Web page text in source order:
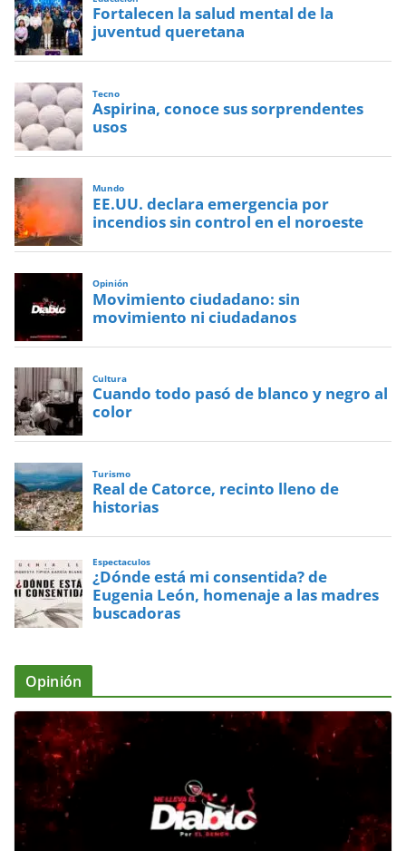
Fortalecen la salud mental de la
juventud queretana
Tecno
Aspirina, conoce sus sorprendentes
usos
Mundo
EE.UU. declara emergencia por
incendios sin control en el noroeste
Opinión
Movimiento ciudadano: sin
movimiento ni ciudadanos
Cultura
Cuando todo pasó de blanco y negro al
color
Turismo
Real de Catorce, recinto lleno de
historias
Espectaculos
¿Dónde está mi consentida? de
Eugenia León, homenaje a las madres
buscadoras
Opinión